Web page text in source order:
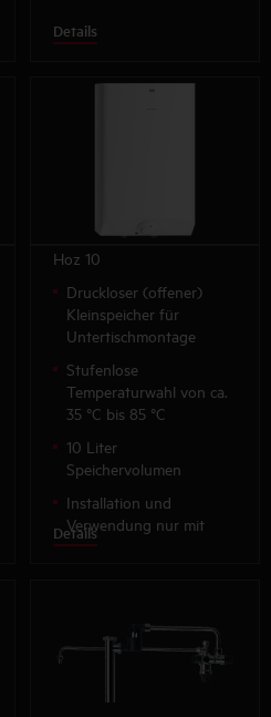
Details
Hoz 10
Druckloser (offener)
Kleinspeicher für
Untertischmontage
Stufenlose
Temperaturwahl von ca.
35 °C bis 85 °C
10 Liter
Speichervolumen
Installation und
Verwendung nur mit
einer
Details